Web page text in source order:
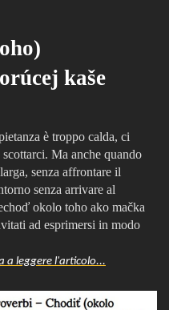
kaše
è troppo calda, ci
Ma anche quando
senza affrontare il
senza arrivare al
okolo toho ako mačka
ad esprimersi in modo
a leggere l'articolo...